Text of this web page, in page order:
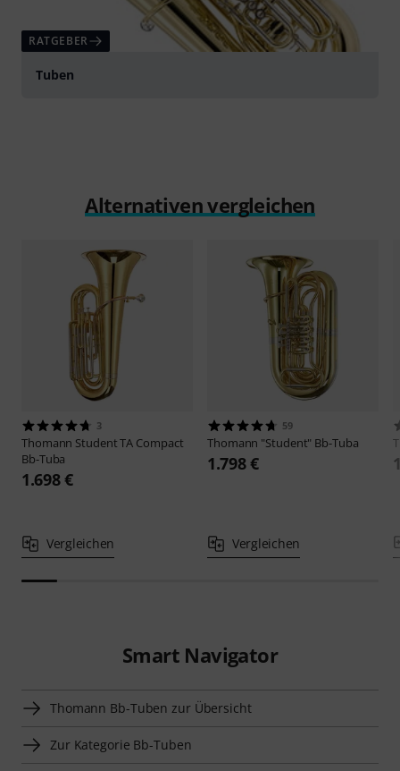
RATGEBER
Tuben
Alternativen vergleichen
3
Thomann Student TA Compact
Bb-Tuba
1.698 €
Vergleichen
59
Thomann "Student" Bb-Tuba
1.798 €
Vergleichen
Smart Navigator
Thomann Bb-Tuben zur Übersicht
Zur Kategorie Bb-Tuben